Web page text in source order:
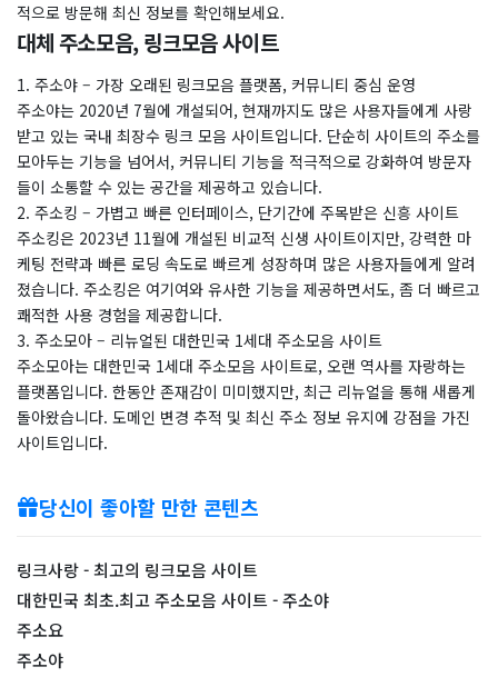
적으로 방문해 최신 정보를 확인해보세요.
대체 주소모음, 링크모음 사이트
1. 주소야 – 가장 오래된 링크모음 플랫폼, 커뮤니티 중심 운영
주소야는 2020년 7월에 개설되어, 현재까지도 많은 사용자들에게 사랑
받고 있는 국내 최장수 링크 모음 사이트입니다. 단순히 사이트의 주소를
모아두는 기능을 넘어서, 커뮤니티 기능을 적극적으로 강화하여 방문자
들이 소통할 수 있는 공간을 제공하고 있습니다.
2. 주소킹 – 가볍고 빠른 인터페이스, 단기간에 주목받은 신흥 사이트
주소킹은 2023년 11월에 개설된 비교적 신생 사이트이지만, 강력한 마
케팅 전략과 빠른 로딩 속도로 빠르게 성장하며 많은 사용자들에게 알려
졌습니다. 주소킹은 여기여와 유사한 기능을 제공하면서도, 좀 더 빠르고
쾌적한 사용 경험을 제공합니다.
3. 주소모아 – 리뉴얼된 대한민국 1세대 주소모음 사이트
주소모아는 대한민국 1세대 주소모음 사이트로, 오랜 역사를 자랑하는
플랫폼입니다. 한동안 존재감이 미미했지만, 최근 리뉴얼을 통해 새롭게
돌아왔습니다. 도메인 변경 추적 및 최신 주소 정보 유지에 강점을 가진
사이트입니다.
당신이 좋아할 만한 콘텐츠
링크사랑 - 최고의 링크모음 사이트
대한민국 최초.최고 주소모음 사이트 - 주소야
주소요
주소야